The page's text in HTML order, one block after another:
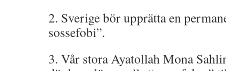
2. Sverige bör upprätta en
sossefobi”.
3. Vår stora Ayatollah Mona